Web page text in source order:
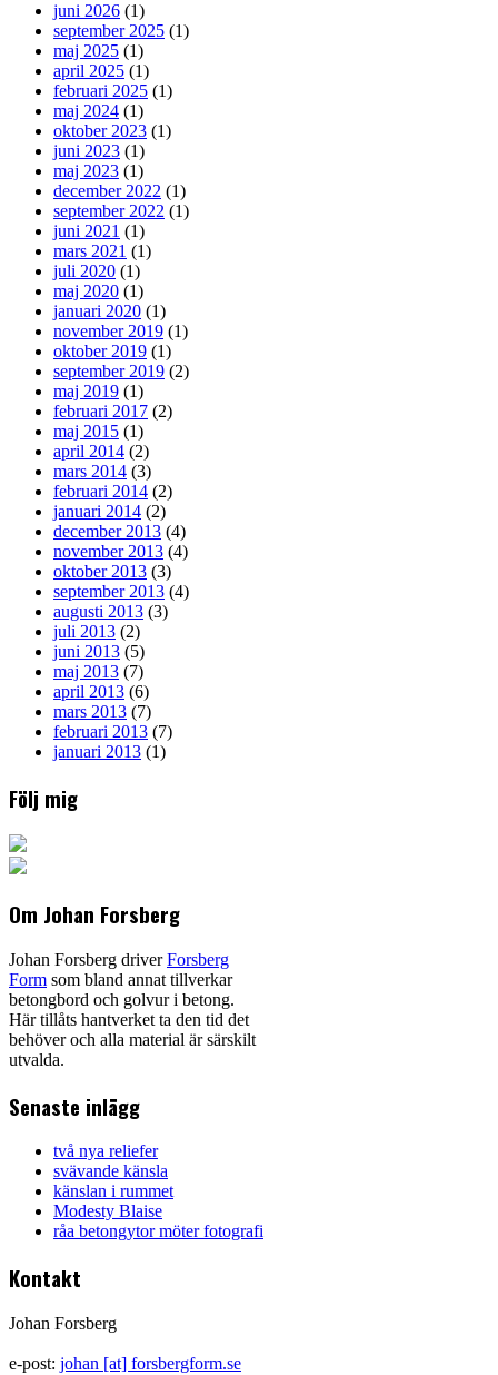
juni 2026 (1)
september 2025 (1)
maj 2025 (1)
april 2025 (1)
februari 2025 (1)
maj 2024 (1)
oktober 2023 (1)
juni 2023 (1)
maj 2023 (1)
december 2022 (1)
september 2022 (1)
juni 2021 (1)
mars 2021 (1)
juli 2020 (1)
maj 2020 (1)
januari 2020 (1)
november 2019 (1)
oktober 2019 (1)
september 2019 (2)
maj 2019 (1)
februari 2017 (2)
maj 2015 (1)
april 2014 (2)
mars 2014 (3)
februari 2014 (2)
januari 2014 (2)
december 2013 (4)
november 2013 (4)
oktober 2013 (3)
september 2013 (4)
augusti 2013 (3)
juli 2013 (2)
juni 2013 (5)
maj 2013 (7)
april 2013 (6)
mars 2013 (7)
februari 2013 (7)
januari 2013 (1)
Följ mig
Om Johan Forsberg
Johan Forsberg driverForsberg
Form som bland annat tillverkar
betongbord och golvur i betong.
Här tillåts hantverket ta den tid det
behöver och alla material är särskilt
utvalda.
Senaste inlägg
två nya reliefer
svävande känsla
känslan i rummet
Modesty Blaise
råa betongytor möter fotografi
Kontakt
Johan Forsberg
e-post: johan [at] forsbergform.se